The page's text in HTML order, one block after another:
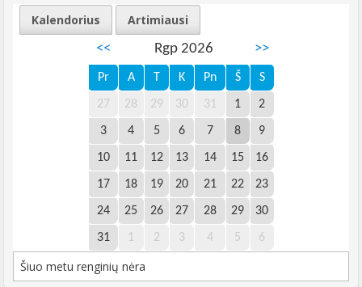
Kalendorius
Artimiausi
<<
Rgp 2026 >>
Pr A T K Pn Š S
27 28 29 30 31 1 2
3 4 5 6 7 8 9
10 11 12 13 14 15 16
17 18 19 20 21 22 23
24 25 26 27 28 29 30
31 1 2 3 4 5 6
Šiuo metu renginių nėra